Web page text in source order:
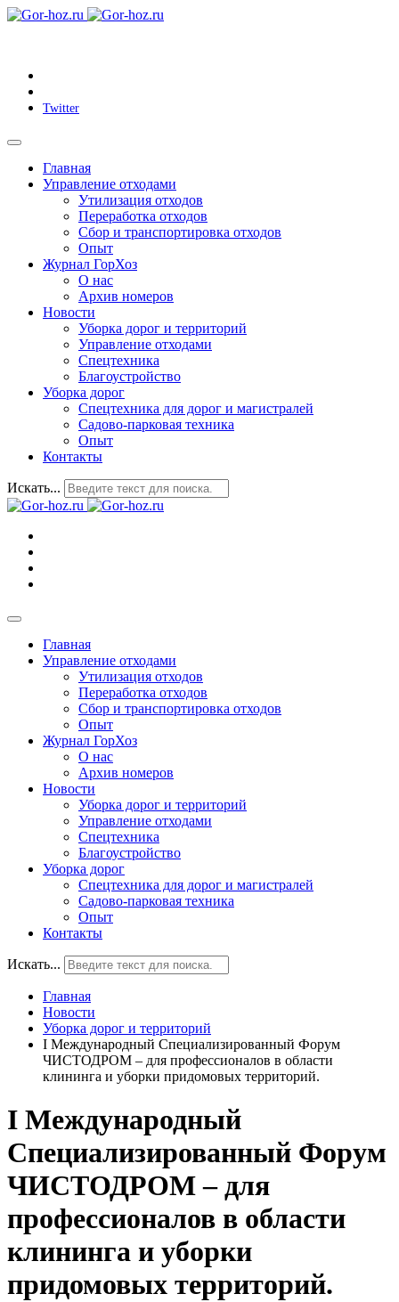
Twitter
Главная
Управление отходами
Утилизация отходов
Переработка отходов
Сбор и транспортировка отходов
Опыт
Журнал ГорХоз
О нас
Архив номеров
Новости
Уборка дорог и территорий
Управление отходами
Спецтехника
Благоустройство
Уборка дорог
Спецтехника для дорог и магистралей
Садово-парковая техника
Опыт
Контакты
Искать...
Главная
Управление отходами
Утилизация отходов
Переработка отходов
Сбор и транспортировка отходов
Опыт
Журнал ГорХоз
О нас
Архив номеров
Новости
Уборка дорог и территорий
Управление отходами
Спецтехника
Благоустройство
Уборка дорог
Спецтехника для дорог и магистралей
Садово-парковая техника
Опыт
Контакты
Искать...
Главная
Новости
Уборка дорог и территорий
I Международный Специализированный Форум
ЧИСТОДРОМ – для профессионалов в области
клининга и уборки придомовых территорий.
I Международный
Специализированный Форум
ЧИСТОДРОМ – для
профессионалов в области
клининга и уборки
придомовых территорий.